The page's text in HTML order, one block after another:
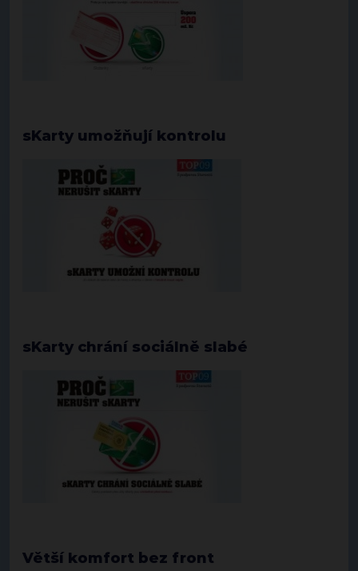
sKarty umožňují kontrolu
sKarty chrání sociálně slabé
Větší komfort bez front